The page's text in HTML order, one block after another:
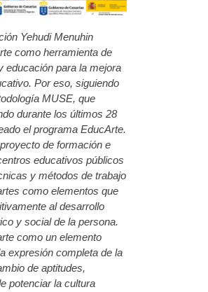
Yehudi Menuhin
como herramienta de
educación para la mejora
Por eso, siguiendo
MUSE, que
durante los últimos 28
el programa EducArte.
de formación e
educativos públicos
y métodos de trabajo
como elementos que
al desarrollo
y social de la persona.
como un elemento
expresión completa de la
de aptitudes,
potenciar la cultura